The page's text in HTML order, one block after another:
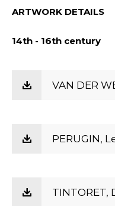
ARTWORK DETAILS
14th - 16th century
VAN DER
PERUGIN,
TINTORET,